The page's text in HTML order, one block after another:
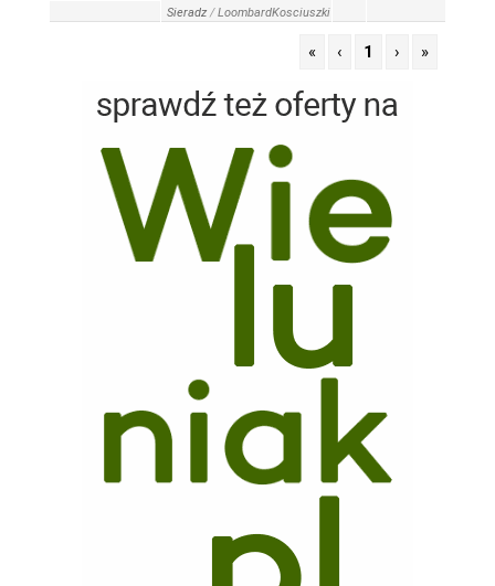
Sieradz /LoombardKosciuszki
« ‹ 1 › »